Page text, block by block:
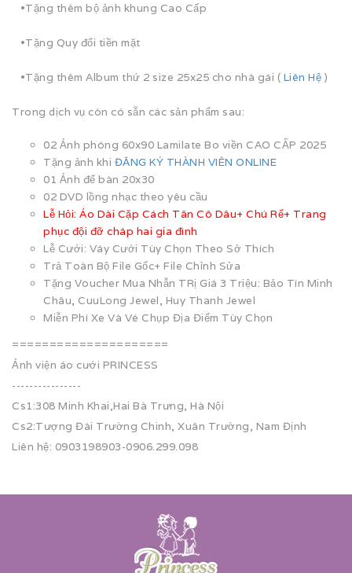
•Tặng thêm bộ ảnh khung Cao Cấp
•Tặng Quy đổi tiền mặt
•Tặng thêm Album thứ 2 size 25x25 cho nhà gái ( Liên Hệ )
Trong dịch vụ còn có sẵn các sản phẩm sau:
02 Ảnh phóng 60x90 Lamilate Bo viền CAO CẤP 2025
Tặng ảnh khi ĐĂNG KÝ THÀNH VIÊN ONLINE
01 Ảnh để bàn 20x30
02 DVD lồng nhạc theo yêu cầu
Lễ Hỏi: Áo Dài Cặp Cách Tân Cô Dâu+ Chú Rể+ Trang
phục đội đỡ cháp hai gia đình
Lễ Cưới: Váy Cưới Tùy Chọn Theo Sở Thích
Trả Toàn Bộ File Gốc+ File Chỉnh Sửa
Tặng Voucher Mua Nhẫn TRị Giá 3 Triệu: Bảo Tín Minh
Châu, CuuLong Jewel, Huy Thanh Jewel
Miễn Phí Xe Và Vé Chụp Địa Điểm Tùy Chọn
=====================
Ảnh viện áo cưới PRINCESS
----------------
Cs1:308 Minh Khai,Hai Bà Trưng, Hà Nội
Cs2:Tượng Đài Trường Chinh, Xuân Trường, Nam Định
Liên hệ: 0903198903-0906.299.098